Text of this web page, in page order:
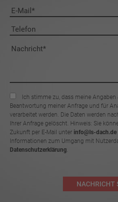
Ich stimme zu, dass meine
Beantwortung meiner Anfrage und für
verarbeitet werden. Die Daten werden
Ihrer Anfrage gelöscht. Hinweis: Sie
Zukunft per E-Mail unter info@ls-dach.de
Informationen zum Umgang mit
Datenschutzerklärung.
NACHRICHT